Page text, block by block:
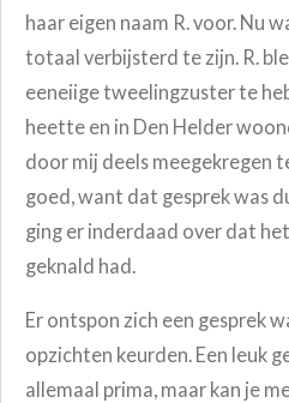
haar eigen naam R. voor. Nu
totaal verbijsterd te zijn. R.
eeneiige tweelingzuster te
heette en in Den Helder
door mij deels meegekregen
goed, want dat gesprek was
ging er inderdaad over dat
geknald had.
Er ontspon zich een gesprek
opzichten keurden. Een leuk
allemaal prima, maar kan je